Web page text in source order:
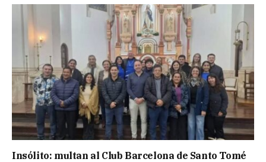
Insólito: multan al Club Barcelona de Santo Tomé